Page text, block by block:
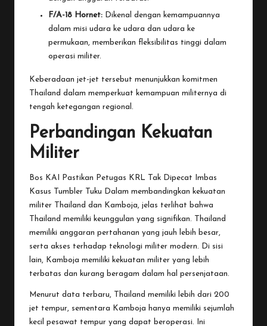
F/A-18 Hornet: Dikenal dengan kemampuannya
dalam misi udara ke udara dan udara ke
permukaan, memberikan fleksibilitas tinggi dalam
operasi militer.
Keberadaan jet-jet tersebut menunjukkan komitmen
Thailand dalam memperkuat kemampuan militernya di
tengah ketegangan regional.
Perbandingan Kekuatan
Militer
Bos KAI Pastikan Petugas KRL Tak Dipecat Imbas
Kasus Tumbler Tuku Dalam membandingkan kekuatan
militer Thailand dan Kamboja, jelas terlihat bahwa
Thailand memiliki keunggulan yang signifikan. Thailand
memiliki anggaran pertahanan yang jauh lebih besar,
serta akses terhadap teknologi militer modern. Di sisi
lain, Kamboja memiliki kekuatan militer yang lebih
terbatas dan kurang beragam dalam hal persenjataan.
Menurut data terbaru, Thailand memiliki lebih dari 200
jet tempur, sementara Kamboja hanya memiliki sejumlah
kecil pesawat tempur yang dapat beroperasi. Ini